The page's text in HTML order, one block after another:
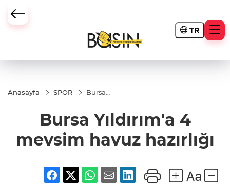
TR
Anasayfa SPOR
Bursa
mevsim
havuz
hazırlığı
Bursa Yıldırım'a 4
mevsim havuz hazırlığı